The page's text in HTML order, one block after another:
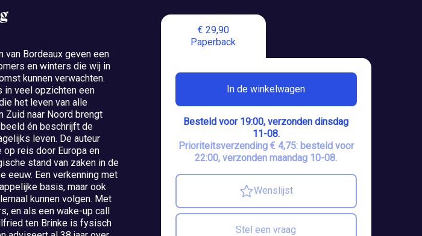
van Bordeaux geven een
en winters die wij in
kunnen verwachten.
in veel opzichten een
het leven van alle
Zuid naar Noord brengt
én beschrijft de
leven. De auteur
reis door Europa en
stand van zaken in de
eeuw. Een verkenning met
basis, maar ook
kunnen volgen. Met
en als een wake-up call
ten Brinke is fysisch
€ 29,90
Paperback
In de winkelwagen
Besteld voor 19:00, verzonden dinsdag
11-08.
Prioriteitsverzending € 4,75: besteld voor
22:00, verzonden maandag 10-08.
Wenslijst
Stel een vraag